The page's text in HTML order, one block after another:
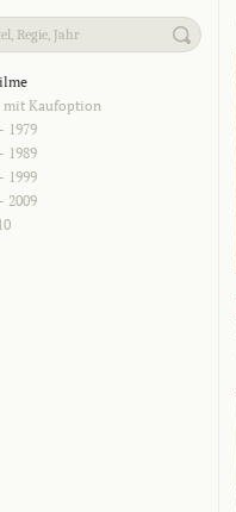
mit Kaufoption
1979
1989
1999
2009